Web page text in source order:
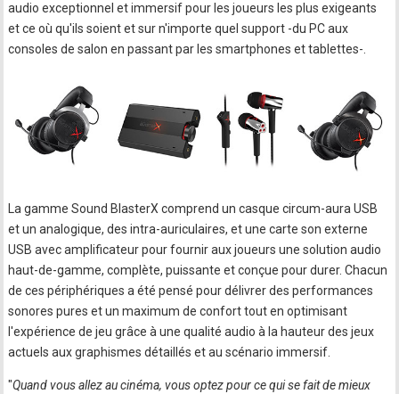
audio exceptionnel et immersif pour les joueurs les plus exigeants
et ce où qu'ils soient et sur n'importe quel support -du PC aux
consoles de salon en passant par les smartphones et tablettes-.
La gamme Sound BlasterX comprend un casque circum-aura USB
et un analogique, des intra-auriculaires, et une carte son externe
USB avec amplificateur pour fournir aux joueurs une solution audio
haut-de-gamme, complète, puissante et conçue pour durer. Chacun
de ces périphériques a été pensé pour délivrer des performances
sonores pures et un maximum de confort tout en optimisant
l'expérience de jeu grâce à une qualité audio à la hauteur des jeux
actuels aux graphismes détaillés et au scénario immersif.
"Quand vous allez au cinéma, vous optez pour ce qui se fait de mieux